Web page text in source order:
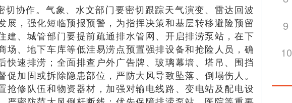
协作。 气象、水文部门要密切跟踪天气演变、雷达回波
展，强化短临预报预警，为指挥决策和基层转移避险预留
建、城管部门要提前疏通排水管网、开启排涝泵站，在下
场、地下车库等低洼易涝点预置强排设备和抢险人员，确
快速排涝；全面排查户外广告牌、玻璃幕墙、塔吊、围挡
促加固或拆除隐患部位，严防大风导致坠落、倒塌伤人。
抢修队伍和物资器材，加强对输电线路、变电站及配电设
9
10